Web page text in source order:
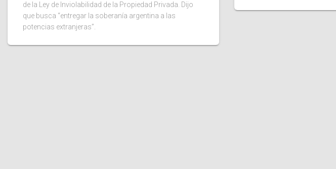
de la Ley de Inviolabilidad de la Propiedad Privada. Dijo
que busca “entregar la soberanía argentina a las
potencias extranjeras”.